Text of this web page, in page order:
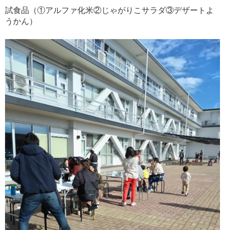
試食品（①アルファ化米②じゃがりこサラダ③デザートよ
うかん）